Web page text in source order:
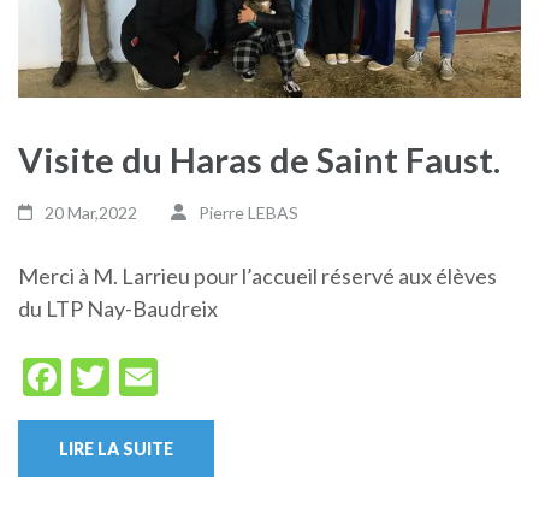
Visite du Haras de Saint Faust.
20 Mar,2022 Pierre LEBAS
Merci à M. Larrieu pour l’accueil réservé aux élèves
du LTP Nay-Baudreix
Facebook
Twitter
LIRE LA SUITE